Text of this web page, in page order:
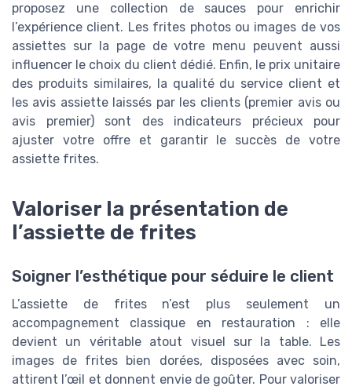
proposez une collection de sauces pour enrichir
l’expérience client. Les frites photos ou images de vos
assiettes sur la page de votre menu peuvent aussi
influencer le choix du client dédié. Enfin, le prix unitaire
des produits similaires, la qualité du service client et
les avis assiette laissés par les clients (premier avis ou
avis premier) sont des indicateurs précieux pour
ajuster votre offre et garantir le succès de votre
assiette frites.
Valoriser la présentation de
l’assiette de frites
Soigner l’esthétique pour séduire le client
L’assiette de frites n’est plus seulement un
accompagnement classique en restauration : elle
devient un véritable atout visuel sur la table. Les
images de frites bien dorées, disposées avec soin,
attirent l’œil et donnent envie de goûter. Pour valoriser